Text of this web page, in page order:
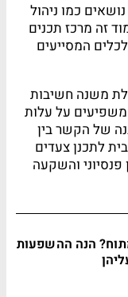
כמו ניהול
זה מרכז תכנים
המסייעים
משנה חשיבות
על עלות
של הקשר בין
לתכנן צעדים
פנסיוני והשקעה
הנה ההשפעות